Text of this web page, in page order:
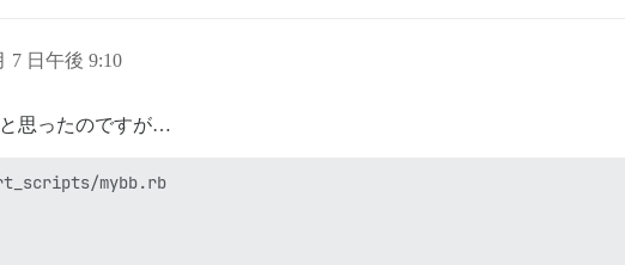
7 日午後 9:10
思ったのですが…
mybb.rb